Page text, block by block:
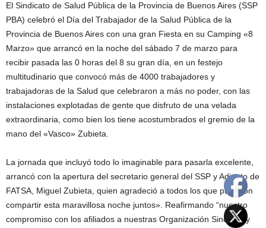
El Sindicato de Salud Pública de la Provincia de Buenos Aires (SSP
PBA) celebró el Día del Trabajador de la Salud Pública de la
Provincia de Buenos Aires con una gran Fiesta en su Camping «8
Marzo» que arrancó en la noche del sábado 7 de marzo para
recibir pasada las 0 horas del 8 su gran día, en un festejo
multitudinario que convocó más de 4000 trabajadores y
trabajadoras de la Salud que celebraron a más no poder, con las
instalaciones explotadas de gente que disfruto de una velada
extraordinaria, como bien los tiene acostumbrados el gremio de la
mano del «Vasco» Zubieta.
La jornada que incluyó todo lo imaginable para pasarla excelente,
arrancó con la apertura del secretario general del SSP y Adjunto de
FATSA, Miguel Zubieta, quien agradeció a todos los que pudieron
compartir esta maravillosa noche juntos». Reafirmando “nuestro
compromiso con los afiliados a nuestras Organización Sindical” y